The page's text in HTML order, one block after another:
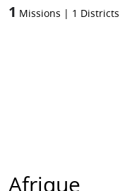
1 Missions | 1 Districts
Afrique